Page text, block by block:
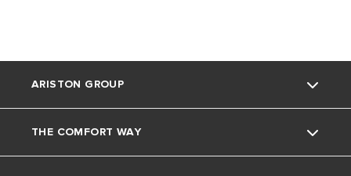
ARISTON GROUP
Tentang Ariston
THE COMFORT WAY